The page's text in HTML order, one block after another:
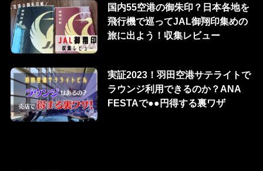
国内55空港の御朱印？日本各地を
飛行機で巡ってJAL御翔印集めの
旅に出よう！収集レビュー
実証2023！羽田空港サテライトで
ラウンジ利用できるのか？ANA
FESTAで●●円得する裏ワザ